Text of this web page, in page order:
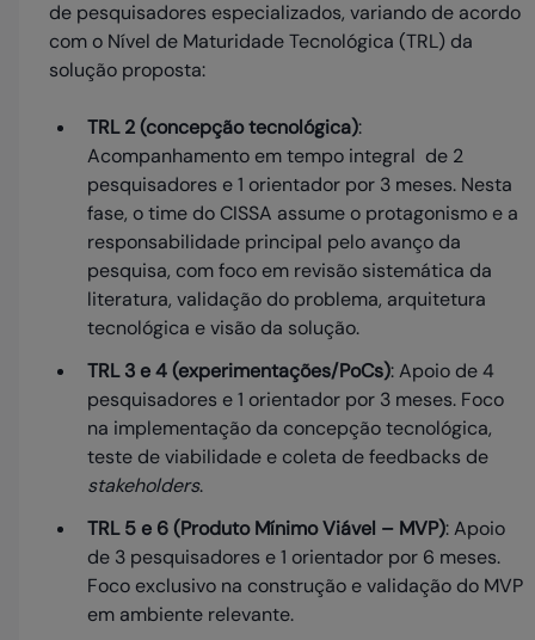
de pesquisadores especializados, variando de acordo
com o Nível de Maturidade Tecnológica (TRL) da
solução proposta:
TRL 2 (concepção tecnológica):
Acompanhamento em tempo integral de 2
pesquisadores e 1 orientador por 3 meses. Nesta
fase, o time do CISSA assume o protagonismo e a
responsabilidade principal pelo avanço da
pesquisa, com foco em revisão sistemática da
literatura, validação do problema, arquitetura
tecnológica e visão da solução.
TRL 3 e 4 (experimentações/PoCs): Apoio de 4
pesquisadores e 1 orientador por 3 meses. Foco
na implementação da concepção tecnológica,
teste de viabilidade e coleta de feedbacks de
stakeholders.
TRL 5 e 6 (Produto Mínimo Viável – MVP): Apoio
de 3 pesquisadores e 1 orientador por 6 meses.
Foco exclusivo na construção e validação do MVP
em ambiente relevante.